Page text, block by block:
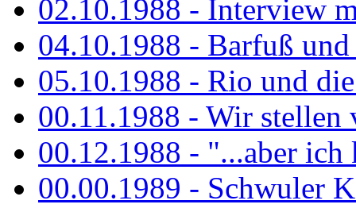
02.10.1988 - Interview
04.10.1988 - Barfuß und
05.10.1988 - Rio und
00.11.1988 - Wir stellen
00.12.1988 - "...aber ich
00.00.1989 - Schwuler